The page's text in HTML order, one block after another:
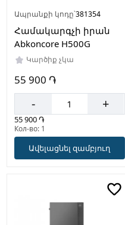
չէ
Ընդլայնման
բնիկների
քանակը
7
9
Ապրանքի կոդը՝381354
Համակարգչի իրան
Abkoncore H500G
Կարծիք չկա
55 900 ֏
- +
55 900 ֏
Кол-во: 1
Ավելացնել զամբյուղ